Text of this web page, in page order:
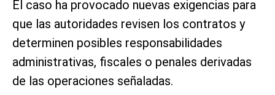
El caso ha provocado nuevas exigencias para
que las autoridades revisen los contratos y
determinen posibles responsabilidades
administrativas, fiscales o penales derivadas
de las operaciones señaladas.